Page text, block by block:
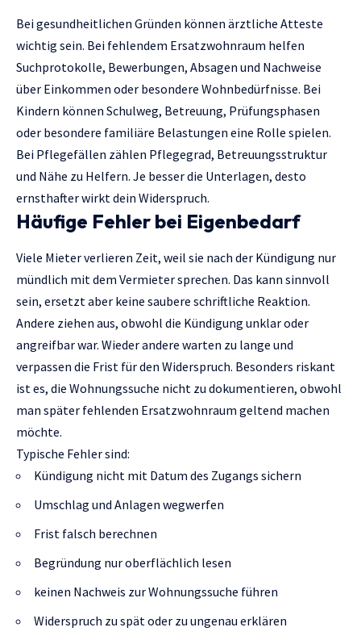
Bei gesundheitlichen Gründen können ärztliche Atteste
wichtig sein. Bei fehlendem Ersatzwohnraum helfen
Suchprotokolle, Bewerbungen, Absagen und Nachweise
über Einkommen oder besondere Wohnbedürfnisse. Bei
Kindern können Schulweg, Betreuung, Prüfungsphasen
oder besondere familiäre Belastungen eine Rolle spielen.
Bei Pflegefällen zählen Pflegegrad, Betreuungsstruktur
und Nähe zu Helfern. Je besser die Unterlagen, desto
ernsthafter wirkt dein Widerspruch.
Häufige Fehler bei Eigenbedarf
Viele Mieter verlieren Zeit, weil sie nach der Kündigung nur
mündlich mit dem Vermieter sprechen. Das kann sinnvoll
sein, ersetzt aber keine saubere schriftliche Reaktion.
Andere ziehen aus, obwohl die Kündigung unklar oder
angreifbar war. Wieder andere warten zu lange und
verpassen die Frist für den Widerspruch. Besonders riskant
ist es, die Wohnungssuche nicht zu dokumentieren, obwohl
man später fehlenden Ersatzwohnraum geltend machen
möchte.
Typische Fehler sind:
Kündigung nicht mit Datum des Zugangs sichern
Umschlag und Anlagen wegwerfen
Frist falsch berechnen
Begründung nur oberflächlich lesen
keinen Nachweis zur Wohnungssuche führen
Widerspruch zu spät oder zu ungenau erklären